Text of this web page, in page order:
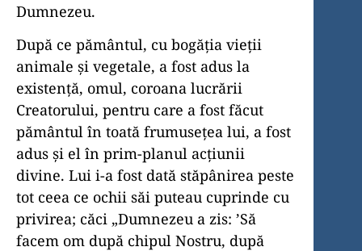
Dumnezeu.
După ce pământul, cu bogăția vieții
animale și vegetale, a fost adus la
existență, omul, coroana lucrării
Creatorului, pentru care a fost făcut
pământul în toată frumusețea lui, a fost
adus și el în prim-planul acțiunii
divine. Lui i-a fost dată stăpânirea peste
tot ceea ce ochii săi puteau cuprinde cu
privirea; căci „Dumnezeu a zis: ’Să
facem om după chipul Nostru, după